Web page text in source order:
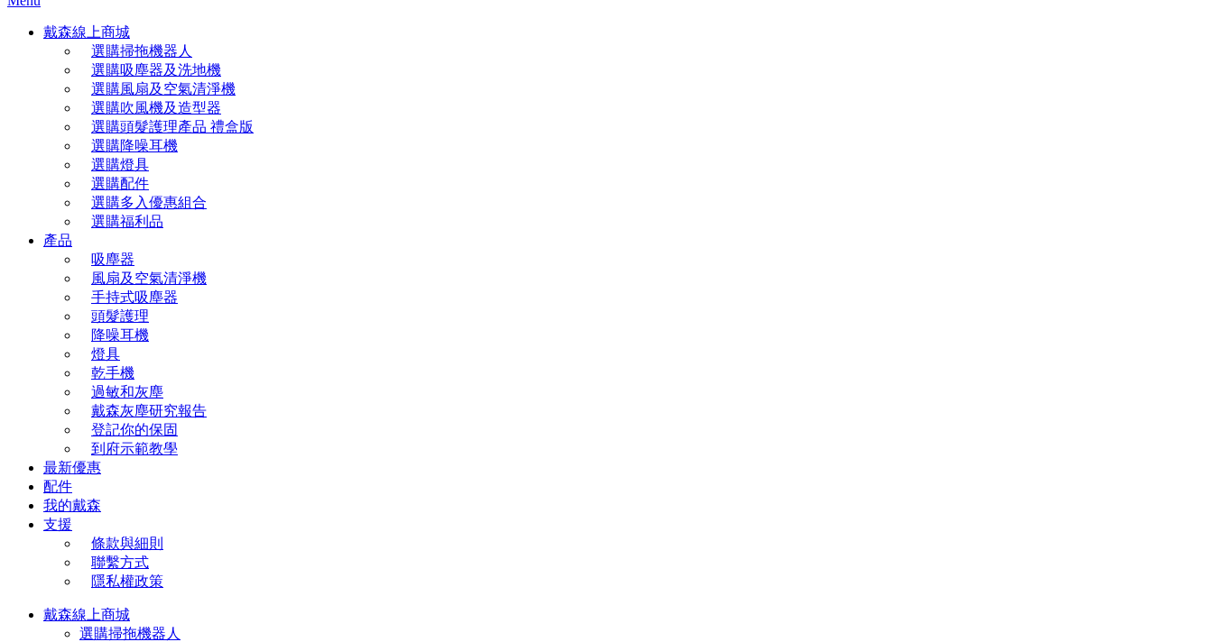
戴森線上商城
選購掃拖機器人
選購吸塵器及洗地機
選購風扇及空氣清淨機
選購吹風機及造型器
選購頭髮護理產品 禮盒版
選購降噪耳機
選購燈具
選購配件
選購多入優惠組合
選購福利品
產品
吸塵器
風扇及空氣清淨機
手持式吸塵器
頭髮護理
降噪耳機
燈具
乾手機
過敏和灰塵
戴森灰塵研究報告
登記你的保固
到府示範教學
最新優惠
配件
我的戴森
支援
條款與細則
聯繫方式
隱私權政策
戴森線上商城
選購掃拖機器人